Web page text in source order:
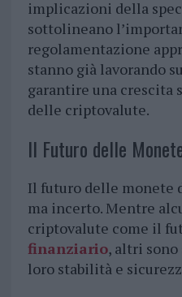
implicazioni della
sottolineano
regolamentazione
stanno già lavorando
garantire una crescita
delle criptovalute.
Il Futuro delle
Il futuro delle monete
ma incerto. Mentre
criptovalute come il
finanziario, altri
loro stabilità e